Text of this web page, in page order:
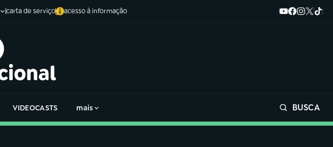
carta de serviço acesso à informação
VIDEOCASTS mais BUSCA